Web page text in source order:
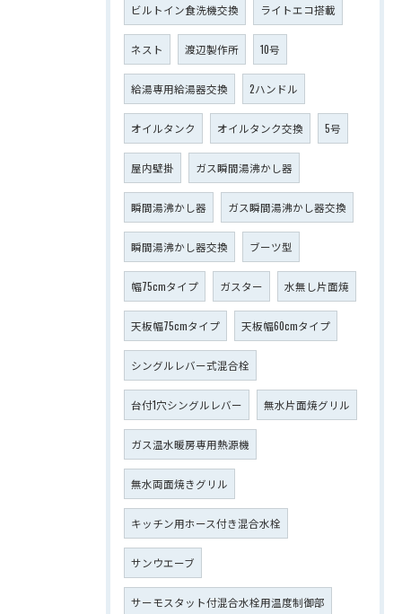
ビルトイン食洗機交換 ライトエコ搭載
ネスト 渡辺製作所 10号
給湯専用給湯器交換 2ハンドル
オイルタンク オイルタンク交換 5号
屋内壁掛 ガス瞬間湯沸かし器
瞬間湯沸かし器 ガス瞬間湯沸かし器交換
瞬間湯沸かし器交換 ブーツ型
幅75cmタイプ ガスター 水無し片面焼
天板幅75cmタイプ 天板幅60cmタイプ
シングルレバー式混合栓
台付1穴シングルレバー 無水片面焼グリル
ガス温水暖房専用熱源機
無水両面焼きグリル
キッチン用ホース付き混合水栓
サンウエーブ
サーモスタット付混合水栓用温度制御部